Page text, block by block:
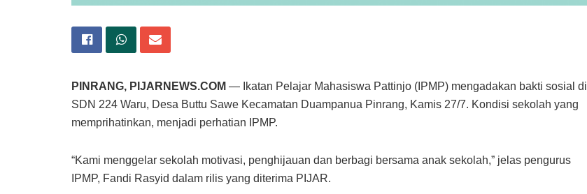
PINRANG, PIJARNEWS.COM — Ikatan Pelajar Mahasiswa Pattinjo (IPMP) mengadakan bakti sosial di
SDN 224 Waru, Desa Buttu Sawe Kecamatan Duampanua Pinrang, Kamis 27/7. Kondisi sekolah yang
memprihatinkan, menjadi perhatian IPMP.
“Kami menggelar sekolah motivasi, penghijauan dan berbagi bersama anak sekolah,” jelas pengurus
IPMP, Fandi Rasyid dalam rilis yang diterima PIJAR.